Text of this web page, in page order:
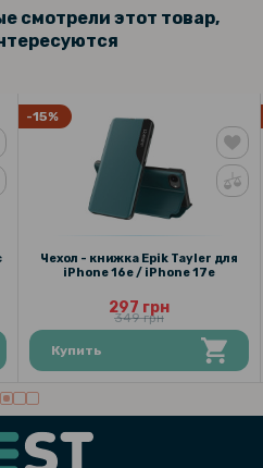
смотрели этот товар,
-15%
Чехол - книжка Epik Tayler для
iPhone 16e / iPhone 17e
297 грн
349 грн
Купить